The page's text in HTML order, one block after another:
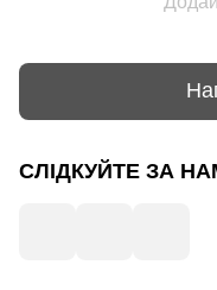
СЛІДКУЙТЕ ЗА